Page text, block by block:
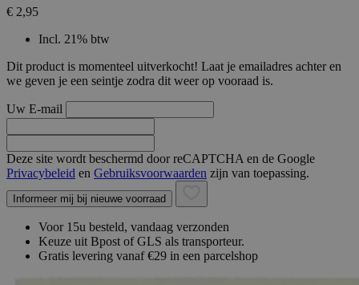
€ 2,95
Incl. 21% btw
Dit product is momenteel uitverkocht! Laat je emailadres achter en
we geven je een seintje zodra dit weer op vooraad is.
Uw E-mail
Deze site wordt beschermd door reCAPTCHA en de Google
Privacybeleid en Gebruiksvoorwaarden zijn van toepassing.
Informeer mij bij nieuwe voorraad
Voor 15u besteld, vandaag verzonden
Keuze uit Bpost of GLS als transporteur.
Gratis levering vanaf €29 in een parcelshop